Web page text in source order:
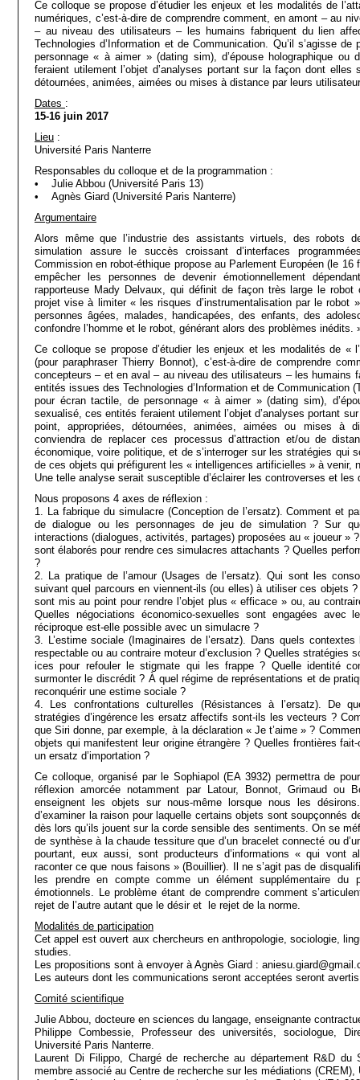
Ce colloque se propose d’étudier les enjeux et les modalités de
numériques, c’est-à-dire de comprendre comment, en amont – au
– au niveau des utilisateurs – les humains fabriquent du lien
Technologies d’Information et de Communication. Qu’il s’agisse
personnage « à aimer » (dating sim), d’épouse holographique
feraient utilement l’objet d’analyses portant sur la façon dont
détournées, animées, aimées ou mises à distance par leurs
Dates :
15-16 juin 2017
Lieu :
Université Paris Nanterre
Responsables du colloque et de la programmation :
• Julie Abbou (Université Paris 13)
• Agnès Giard (Université Paris Nanterre)
Argumentaire
Alors même que l’industrie des assistants virtuels, des robots
simulation assure le succès croissant d’interfaces
Commission en robot-éthique propose au Parlement Européen (le
empêcher les personnes de devenir émotionnellement
rapporteuse Mady Delvaux, qui définit de façon très large le robot
projet vise à limiter « les risques d’instrumentalisation par le robot
personnes âgées, malades, handicapées, des enfants, des
confondre l’homme et le robot, générant alors des problèmes inédits.
Ce colloque se propose d’étudier les enjeux et les modalités de «
(pour paraphraser Thierry Bonnot), c’est-à-dire de comprendre
concepteurs – et en aval – au niveau des utilisateurs – les humains
entités issues des Technologies d’Information et de Communication
pour écran tactile, de personnage « à aimer » (dating sim),
sexualisé, ces entités feraient utilement l’objet d’analyses portant
point, appropriées, détournées, animées, aimées ou mises à
conviendra de replacer ces processus d’attraction et/ou de
économique, voire politique, et de s’interroger sur les stratégies qui
de ces objets qui préfigurent les « intelligences artificielles » à venir,
Une telle analyse serait susceptible d’éclairer les controverses et
Nous proposons 4 axes de réflexion :
1. La fabrique du simulacre (Conception de l’ersatz). Comment et
de dialogue ou les personnages de jeu de simulation ? Sur
interactions (dialogues, activités, partages) proposées au « joueur »
sont élaborés pour rendre ces simulacres attachants ? Quelles
?
2. La pratique de l’amour (Usages de l’ersatz). Qui sont les
suivant quel parcours en viennent-ils (ou elles) à utiliser ces objets
sont mis au point pour rendre l’objet plus « efficace » ou, au
Quelles négociations économico-sexuelles sont engagées
réciproque est-elle possible avec un simulacre ?
3. L’estime sociale (Imaginaires de l’ersatz). Dans quels
respectable ou au contraire moteur d’exclusion ? Quelles stratégies
ices pour refouler le stigmate qui les frappe ? Quelle identité
surmonter le discrédit ? À quel régime de représentations et de
reconquérir une estime sociale ?
4. Les confrontations culturelles (Résistances à l’ersatz). De
stratégies d’ingérence les ersatz affectifs sont-ils les vecteurs ?
que Siri donne, par exemple, à la déclaration « Je t’aime » ?
objets qui manifestent leur origine étrangère ? Quelles frontières
un ersatz d’importation ?
Ce colloque, organisé par le Sophiapol (EA 3932) permettra de
réflexion amorcée notamment par Latour, Bonnot, Grimaud ou
enseignent les objets sur nous-même lorsque nous les
d’examiner la raison pour laquelle certains objets sont soupçonnés
dès lors qu’ils jouent sur la corde sensible des sentiments. On se
de synthèse à la chaude tessiture que d’un bracelet connecté ou
pourtant, eux aussi, sont producteurs d’informations « qui vont
raconter ce que nous faisons » (Bouillier). Il ne s’agit pas de
les prendre en compte comme un élément supplémentaire du
émotionnels. Le problème étant de comprendre comment
rejet de l’autre autant que le désir et le rejet de la norme.
Modalités de participation
Cet appel est ouvert aux chercheurs en anthropologie, sociologie,
studies.
Les propositions sont à envoyer à Agnès Giard :
Les auteurs dont les communications seront acceptées seront
Comité scientifique
Julie Abbou, docteure en sciences du langage, enseignante
Philippe Combessie, Professeur des universités, sociologue,
Université Paris Nanterre.
Laurent Di Filippo, Chargé de recherche au département R&D du
membre associé au Centre de recherche sur les médiations (CREM),